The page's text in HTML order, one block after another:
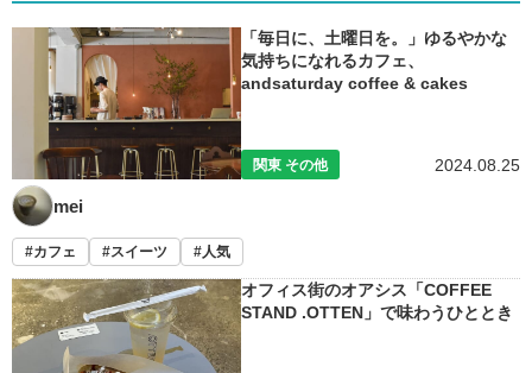
「毎日に、土曜日を。」ゆるやかな
気持ちになれるカフェ、
andsaturday coffee & cakes
関東 その他 2024.08.25
mei
カフェ スイーツ 人気
オフィス街のオアシス「COFFEE
STAND .OTTEN」で味わうひととき